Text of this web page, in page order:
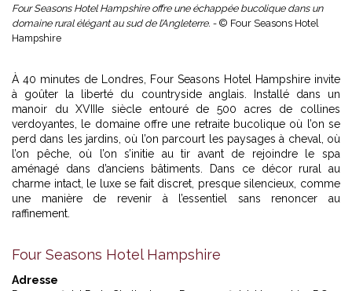
Four Seasons Hotel Hampshire offre une échappée bucolique dans un
domaine rural élégant au sud de l’Angleterre. - © Four Seasons Hotel
Hampshire
À 40 minutes de Londres, Four Seasons Hotel Hampshire invite
à goûter la liberté du countryside anglais. Installé dans un
manoir du XVIIIe siècle entouré de 500 acres de collines
verdoyantes, le domaine offre une retraite bucolique où l’on se
perd dans les jardins, où l’on parcourt les paysages à cheval, où
l’on pêche, où l’on s’initie au tir avant de rejoindre le spa
aménagé dans d’anciens bâtiments. Dans ce décor rural au
charme intact, le luxe se fait discret, presque silencieux, comme
une manière de revenir à l’essentiel sans renoncer au
raffinement.
Four Seasons Hotel Hampshire
Adresse